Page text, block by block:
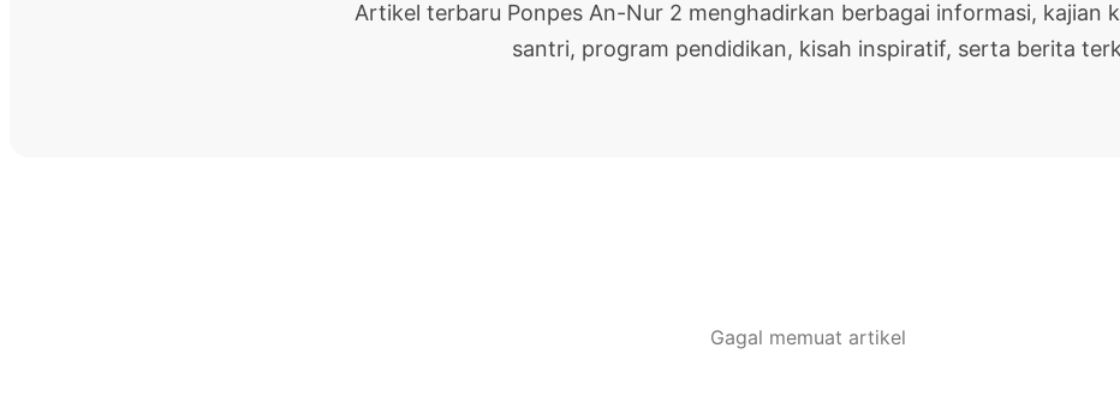
Artikel terbaru Ponpes An-Nur 2 menghadirkan berbagai informasi, kajian
santri, program pendidikan, kisah inspiratif, serta berita
Gagal memuat artikel